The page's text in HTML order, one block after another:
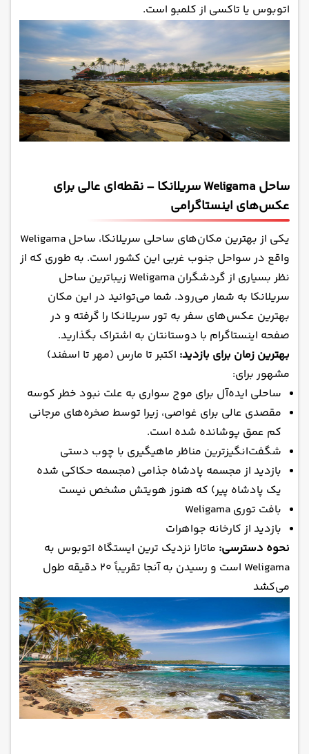
اتوبوس یا تاکسی از کلمبو است.
ساحل Weligama سریلانکا – نقطه‌ای عالی برای
عکس‌های اینستاگرامی
یکی از بهترین مکان‌های ساحلی سریلانکا، ساحل Weligama
واقع در سواحل جنوب غربی این کشور است. به طوری که از
نظر بسیاری از گردشگران Weligama زیباترین ساحل
سریلانکا به شمار می‌رود. شما می‌توانید در این مکان
بهترین عکس‌های سفر به تور سریلانکا را گرفته و در
صفحه اینستاگرام با دوستانتان به اشتراک بگذارید.
بهترین زمان برای بازدید: اکتبر تا مارس (مهر تا اسفند)
مشهور برای:
ساحلی ایده‌آل برای موج سواری به علت نبود خطر کوسه
مقصدی عالی برای غواصی، زیرا توسط صخره‌های مرجانی
کم عمق پوشانده شده است.
شگفت‌انگیزترین مناظر ماهیگیری با چوب دستی
بازدید از مجسمه پادشاه جذامی (مجسمه حکاکی شده
یک پادشاه پیر) که هنوز هویتش مشخص نیست
بافت توری Weligama
بازدید از کارخانه جواهرات
نحوه دسترسی: ماتارا نزدیک ترین ایستگاه اتوبوس به
Weligama است و رسیدن به آنجا تقریباً ۲۰ دقیقه طول
می‌کشد